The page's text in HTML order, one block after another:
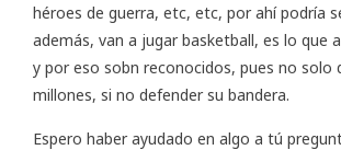
héroes de guerra, etc, etc, por ahí podría
además, van a jugar basketball, es lo que
y por eso sobn reconocidos, pues no solo
millones, si no defender su bandera.
Espero haber ayudado en algo a tú